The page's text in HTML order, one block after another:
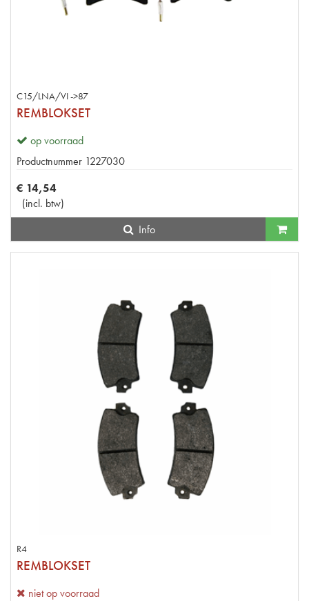
C15/LNA/VI ->87
REMBLOKSET
op voorraad
Productnummer 1227030
€ 14,54
(incl. btw)
Info
R4
REMBLOKSET
niet op voorraad